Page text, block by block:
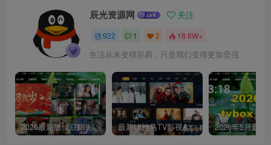
辰光资源网 关注
922 1 2 18.8W+
生活从未变得容易，只是我们变得更加坚强
2026最新版绿豆UI9双端影视APP源码 最新UI神马TV影视APP源码 乐檬影视苹果CMS后台 包含前后端源码